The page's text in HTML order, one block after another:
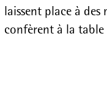
laissent place à des
confèrent à la table